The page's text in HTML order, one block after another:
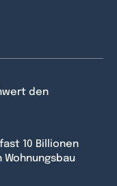
den
10 Billionen
Wohnungsbau